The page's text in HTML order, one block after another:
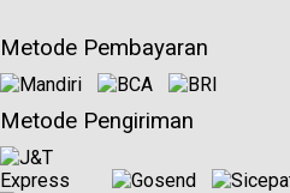
Metode Pembayaran
Metode Pengiriman